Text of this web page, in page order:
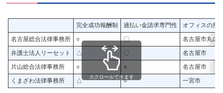
完全成功報酬制 過払い金請求専門性
オフィスの所
名古屋総合法律事務所
○ 〇
名古屋市丸の
弁護士法人リーセット
△ 〇
名古屋市
片山総合法律事務所
○ ○
名古屋市
くまざわ法律事務所
△ ○ 一宮市
スクロールできます